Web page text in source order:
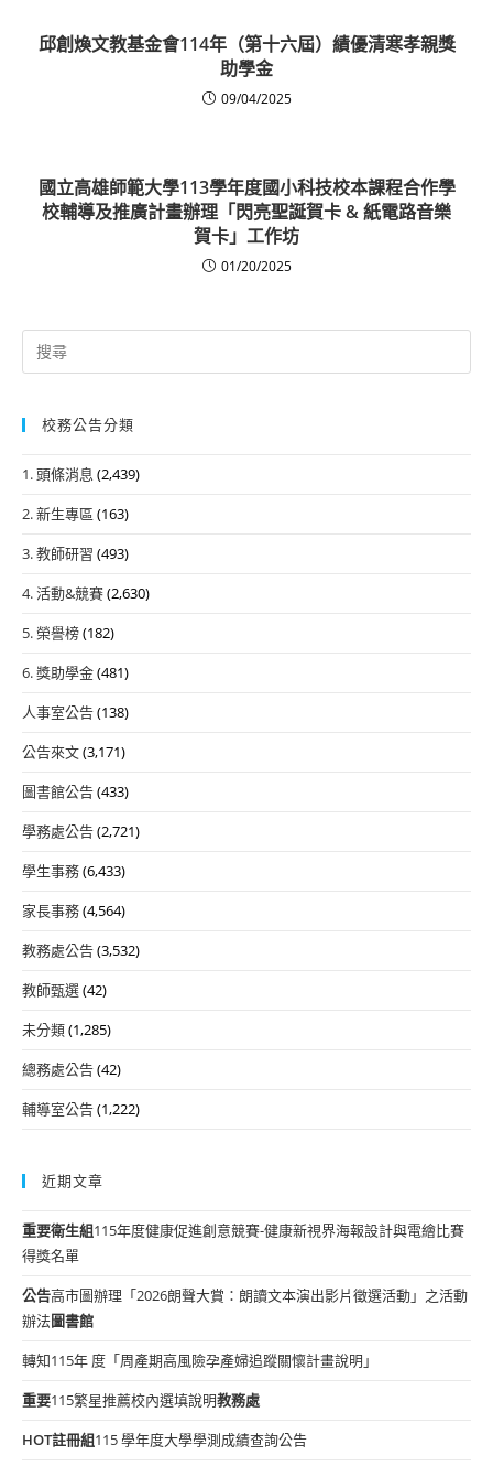
邱創煥文教基金會114年（第十六屆）績優清寒孝親獎
助學金
09/04/2025
國立高雄師範大學113學年度國小科技校本課程合作學
校輔導及推廣計畫辦理「閃亮聖誕賀卡 & 紙電路音樂
賀卡」工作坊
01/20/2025
Search
for:
校務公告分類
1. 頭條消息 (2,439)
2. 新生專區 (163)
3. 教師研習 (493)
4. 活動&競賽(2,630)
5. 榮譽榜(182)
6. 獎助學金(481)
人事室公告(138)
公告來文(3,171)
圖書館公告(433)
學務處公告(2,721)
學生事務(6,433)
家長事務(4,564)
教務處公告(3,532)
教師甄選(42)
未分類(1,285)
總務處公告(42)
輔導室公告(1,222)
近期文章
重要衛生組115年度健康促進創意競賽-健康新視界海報設計與電繪比賽
得獎名單
公告高市圖辦理「2026朗聲大賞：朗讀文本演出影片徵選活動」之活動
辦法圖書館
轉知115年 度「周產期高風險孕產婦追蹤關懷計畫說明」
重要115繁星推薦校內選填說明教務處
HOT註冊組115 學年度大學學測成績查詢公告